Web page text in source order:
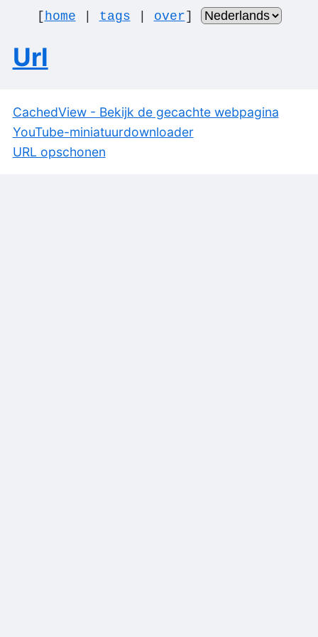
[ home tags over]
Url
CachedView - Bekijk de gecachte webpagina
YouTube-miniatuurdownloader
URL opschonen